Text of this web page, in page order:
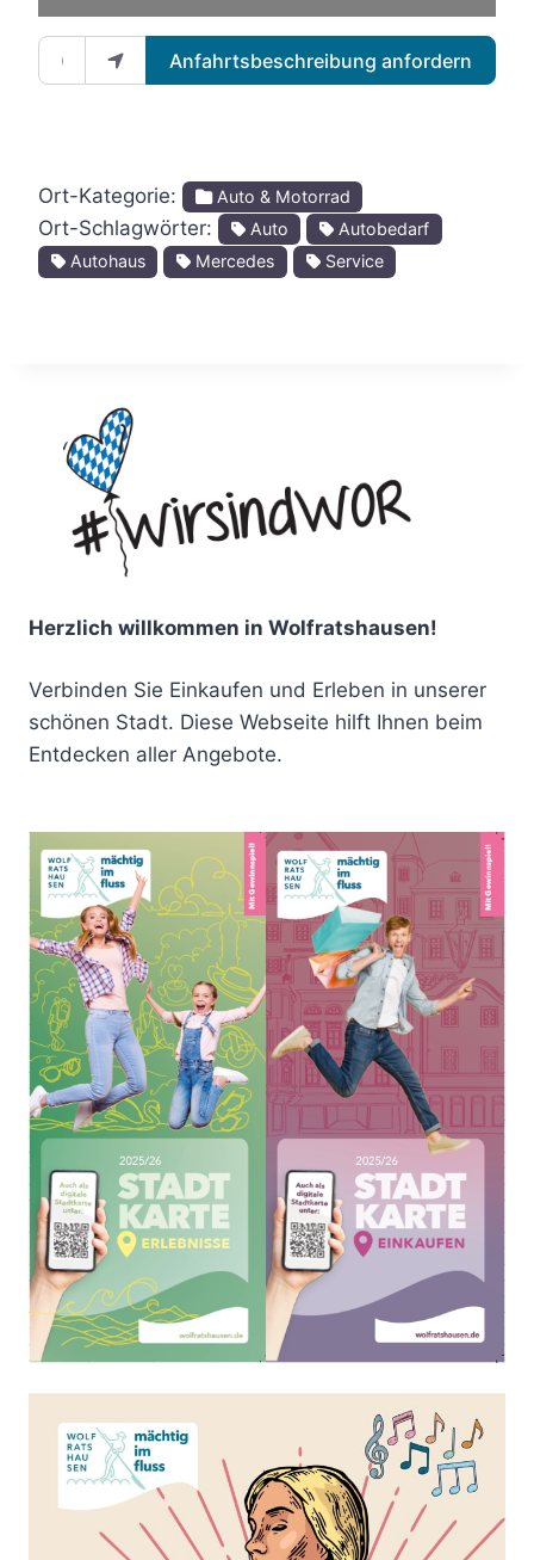
Gib deinen Standort ein.Anfahrtsbeschreibung anfordern
Ort-Kategorie: Auto & Motorrad
Ort-Schlagwörter: Auto
Autobedarf
Autohaus
Mercedes Service
Herzlich willkommen in Wolfratshausen!
Verbinden Sie Einkaufen und Erleben in unserer
schönen Stadt. Diese Webseite hilft Ihnen beim
Entdecken aller Angebote.